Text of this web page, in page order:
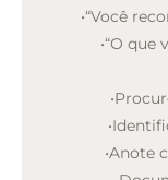
•“Você
•“O que
•
•
•Anote